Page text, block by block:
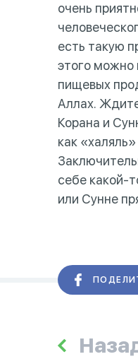
очень
есть такую
этого можно
пищевых
Аллах.
Корана и
как
себе какой-
или Сунне